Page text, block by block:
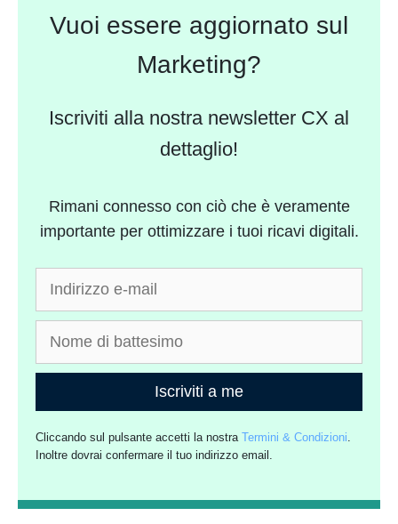
Vuoi essere aggiornato sul
Marketing?
Iscriviti alla nostra newsletter CX al
dettaglio!
Rimani connesso con ciò che è veramente
importante per ottimizzare i tuoi ricavi digitali.
Iscriviti a me
Cliccando sul pulsante accetti la nostraTermini & Condizioni.
Inoltre dovrai confermare il tuo indirizzo email.